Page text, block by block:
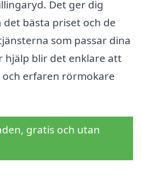
Det ger dig
bästa priset och de
som passar dina
hjälp blir det enklare att
erfaren rörmokare
gratis och utan